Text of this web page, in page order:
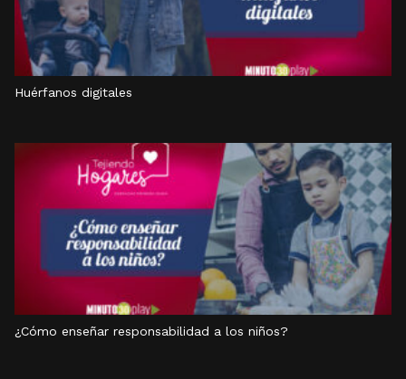
Huérfanos digitales
¿Cómo enseñar responsabilidad a los niños?